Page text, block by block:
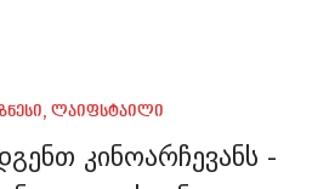
, ლაიფსტაილი
კინოარჩევანს -